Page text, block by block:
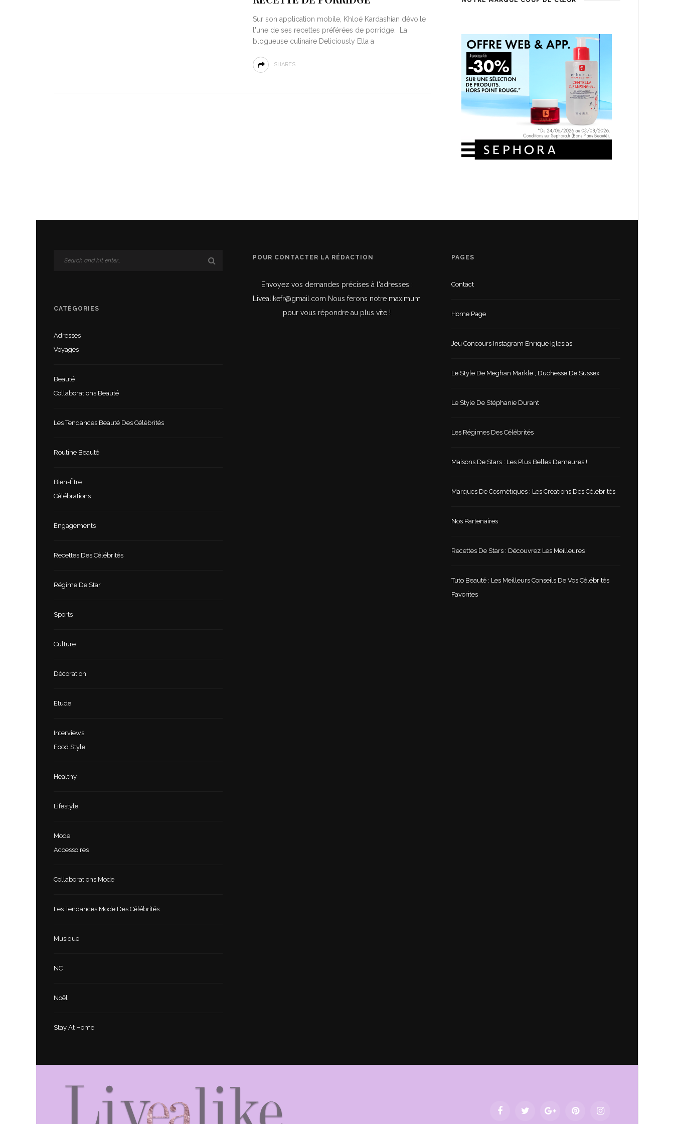
Sur son application mobile, Khloé Kardashian dévoile
l'une de ses recettes préférées de porridge. La
blogueuse culinaire Deliciously Ella a
SHARES
CATÉGORIES
Adresses
Voyages
Beauté
Collaborations Beauté
Les Tendances Beauté Des Célébrités
Routine Beauté
Bien-Être
Célébrations
Engagements
Recettes Des Célébrités
Régime De Star
Sports
Culture
Décoration
Etude
Interviews
Food Style
Healthy
Lifestyle
Mode
Accessoires
Collaborations Mode
Les Tendances Mode Des Célébrités
Musique
NC
Noël
Stay At Home
POUR CONTACTER LA RÉDACTION
Envoyez vos demandes précises à l'adresses :
Livealikefr@gmail.com Nous ferons notre maximum
pour vous répondre au plus vite !
PAGES
Contact
Home Page
Jeu Concours Instagram Enrique Iglesias
Le Style De Meghan Markle , Duchesse De Sussex
Le Style De Stéphanie Durant
Les Régimes Des Célébrités
Maisons De Stars : Les Plus Belles Demeures !
Marques De Cosmétiques : Les Créations Des Célébrités
Nos Partenaires
Recettes De Stars : Découvrez Les Meilleures !
Tuto Beauté : Les Meilleurs Conseils De Vos Célébrités
Favorites